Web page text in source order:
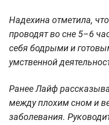
Надехина отметила,
проводят во сне 5–6
себя бодрыми и
умственной
Ранее Лайф
между плохим сном и
заболевания.